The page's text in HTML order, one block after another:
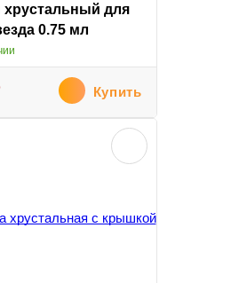
хрустальный для
0.75 мл
Купить